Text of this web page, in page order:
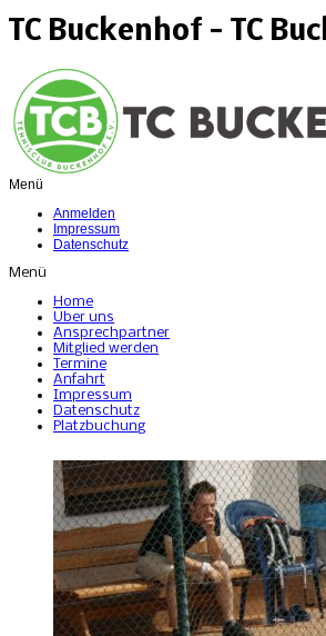
TC Buckenhof - TC
Menü
Anmelden
Impressum
Datenschutz
Menü
Home
Über uns
Ansprechpartner
Mitglied werden
Termine
Anfahrt
Impressum
Datenschutz
Platzbuchung